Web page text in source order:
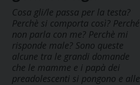
Cosa gli/le passa per la testa?
Perchè si comporta così? Perché
non parla con me? Perchè mi
risponde male? Sono queste
alcune tra le grandi domande
che le mamme e i papà dei
preadolescenti si pongono e alle